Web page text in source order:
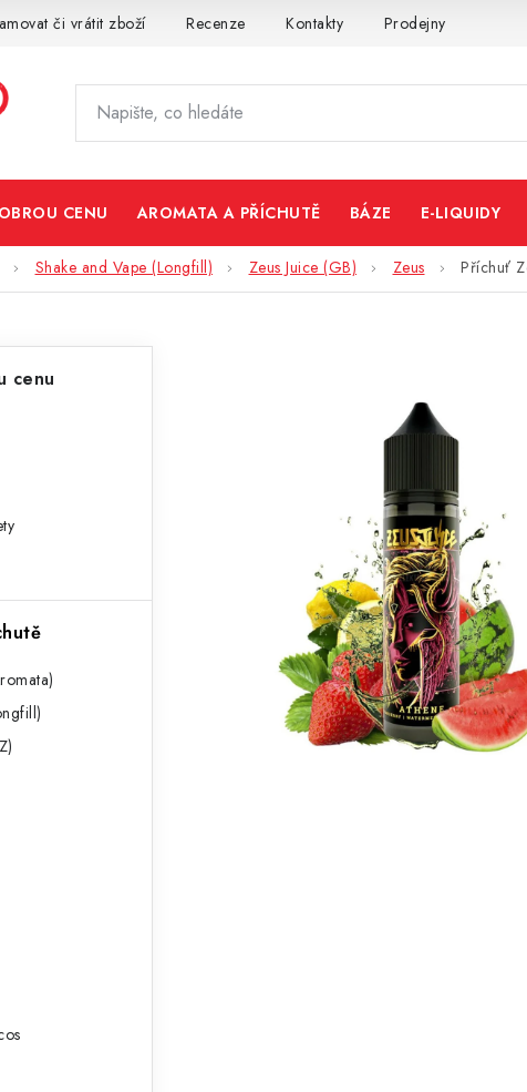
či vrátit zboží Recenze Kontakty Prodejny
CENU AROMATA A PŘÍCHUTĚ BÁZE E-LIQUIDY
Shake and Vape (Longfill) Zeus Juice (GB) Zeus Příchuť
cenu